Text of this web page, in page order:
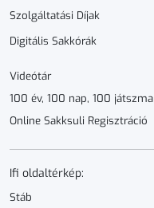
Szolgáltatási Díjak
Digitális Sakkórák
Videótár
100 év, 100 nap, 100 játszma
Online Sakksuli Regisztráció
Ifi oldaltérkép:
Stáb